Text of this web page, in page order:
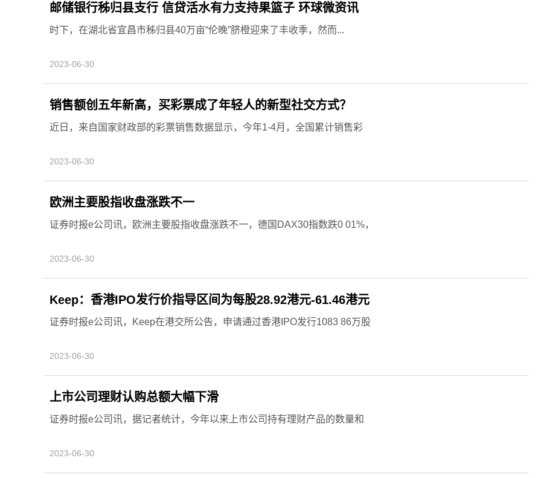
邮储银行秭归县支行 信贷活水有力支持果篮子 环球微资讯
时下，在湖北省宜昌市秭归县40万亩“伦晚”脐橙迎来了丰收季，然而...
2023-06-30
销售额创五年新高，买彩票成了年轻人的新型社交方式？
近日，来自国家财政部的彩票销售数据显示，今年1-4月，全国累计销售彩
2023-06-30
欧洲主要股指收盘涨跌不一
证券时报e公司讯，欧洲主要股指收盘涨跌不一，德国DAX30指数跌0 01%，
2023-06-30
Keep：香港IPO发行价指导区间为每股28.92港元-61.46港元
证券时报e公司讯，Keep在港交所公告，申请通过香港IPO发行1083 86万股
2023-06-30
上市公司理财认购总额大幅下滑
证券时报e公司讯，据记者统计，今年以来上市公司持有理财产品的数量和
2023-06-30